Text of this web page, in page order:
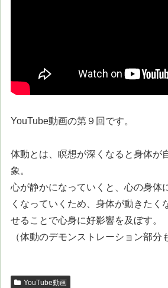
YouTube動画の第９回です。
体動とは、瞑想が深くなると身体が
象。
心が静かになっていくと、心の身体
くなっていくため、身体が動きたく
せることで心身に好影響を及ぼす。
（体動のデモンストレーション部分
YouTube動画